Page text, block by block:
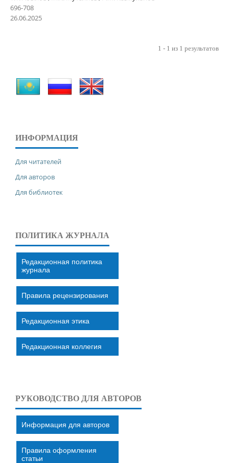
696-708
26.06.2025
1 - 1 из 1 результатов
ИНФОРМАЦИЯ
Для читателей
Для авторов
Для библиотек
ПОЛИТИКА ЖУРНАЛА
Редакционная политика
журнала
Правила рецензирования
Редакционная этика
Редакционная коллегия
РУКОВОДСТВО ДЛЯ АВТОРОВ
Информация для авторов
Правила оформления
статьи